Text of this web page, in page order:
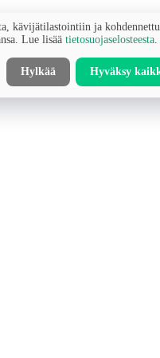
kävijätilastointiin ja
Lue lisää tietosuojaselosteesta
Hylkää Hyväksy